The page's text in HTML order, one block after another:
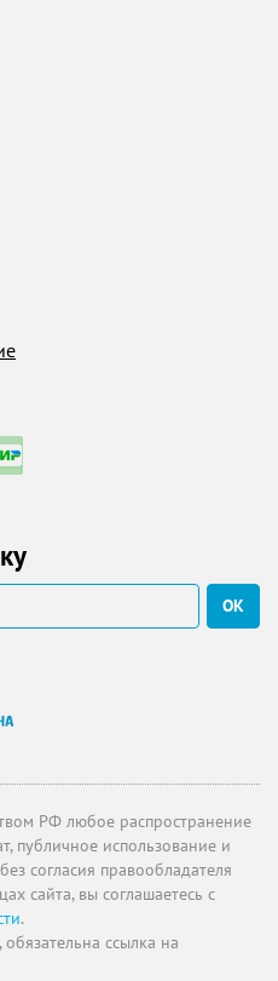
ОК
РФ любое распространение
публичное использование и
согласия правообладателя
сайта, вы соглашаетесь с
.
ссылка на